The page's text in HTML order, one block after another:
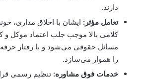
دارند.
تعامل مؤثر: ایشان با اخلاق مداری،
کلامی بالا موجب جلب اعتماد موکل
مسائل حقوقی می‌شود و با رفتار
را هموار می‌سازد.
خدمات فوق مشاوره: تنظیم رسمی